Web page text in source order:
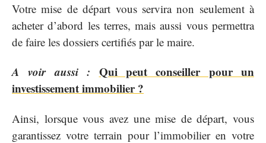
Votre mise de départ vous servira non seulement à
acheter d’abord les terres, mais aussi vous permettra
de faire les dossiers certifiés par le maire.
A voir aussi : Qui peut conseiller pour un
investissement immobilier ?
Ainsi, lorsque vous avez une mise de départ, vous
garantissez votre terrain pour l’immobilier en votre